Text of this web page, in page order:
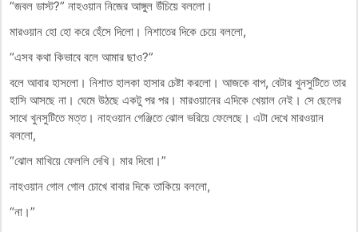
“জবল ডাস্ট?” নাহওয়ান নিজের আঙ্গুল উঁচিয়ে বললো।
মারওয়ান হো হো করে হেঁসে দিলো। নিশাতের দিকে চেয়ে বললো,
“এসব কথা কিভাবে বলে আমার ছাও?”
বলে আবার হাসলো। নিশাত হালকা হাসার চেষ্টা করলো। আজকে বাপ, বেটার খুনসুটিতে তার
হাসি আসছে না। ঘেমে উঠছে একটু পর পর। মারওয়ানের এদিকে খেয়াল নেই। সে ছেলের
সাথে খুনসুটিতে মত্ত। নাহওয়ান গেঞ্জিতে ঝোল ভরিয়ে ফেলেছে। এটা দেখে মারওয়ান
বললো,
“ঝোল মাখিয়ে ফেললি দেখি। মার দিবো।”
নাহওয়ান গোল গোল চোখে বাবার দিকে তাকিয়ে বললো,
“না।”